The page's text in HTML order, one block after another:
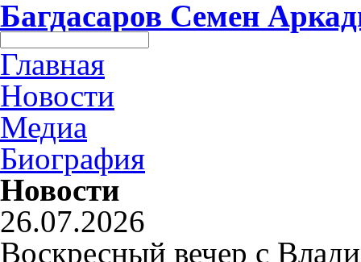
Багдасаров Семен
Главная
Новости
Медиа
Биография
Новости
26.07.2026
Воскресный вечер с